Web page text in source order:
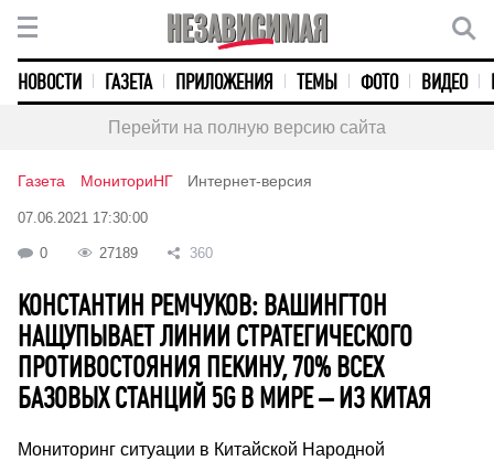
НОВОСТИ ГАЗЕТА ПРИЛОЖЕНИЯ ТЕМЫ ФОТО ВИДЕО
Перейти на полную версию сайта
Газета МониториНГ Интернет-версия
07.06.2021 17:30:00
0 27189 360
КОНСТАНТИН РЕМЧУКОВ: ВАШИНГТОН
НАЩУПЫВАЕТ ЛИНИИ СТРАТЕГИЧЕСКОГО
ПРОТИВОСТОЯНИЯ ПЕКИНУ, 70% ВСЕХ
БАЗОВЫХ СТАНЦИЙ 5G В МИРЕ – ИЗ КИТАЯ
Мониторинг ситуации в Китайской Народной